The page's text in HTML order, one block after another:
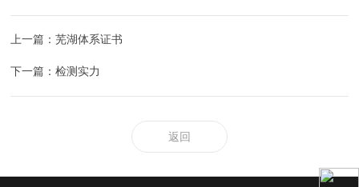
上一篇：芜湖体系证书
下一篇：检测实力
返回